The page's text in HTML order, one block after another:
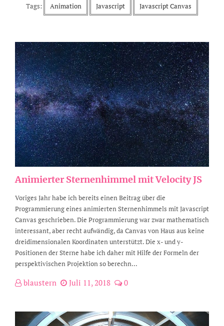
Tags: Animation Javascript Javascript Canvas
Animierter Sternenhimmel mit Velocity JS
Voriges Jahr habe ich bereits einen Beitrag über die
Programmierung eines animierten Sternenhimmels mit Javascript
Canvas geschrieben. Die Programmierung war zwar mathematisch
interessant, aber recht aufwändig, da Canvas von Haus aus keine
dreidimensionalen Koordinaten unterstützt. Die x- und y-
Positionen der Sterne habe ich daher mit Hilfe der Formeln der
perspektivischen Projektion so berechn...
blaustern Juli 11, 2018 0